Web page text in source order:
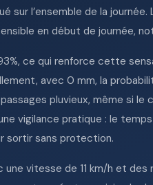
sur l’ensemble de la
en début de journée,
ce qui renforce cette
avec 0 mm, la
pluvieux, même si
vigilance pratique : le
sortir sans protection.
une vitesse de 11 km/h et